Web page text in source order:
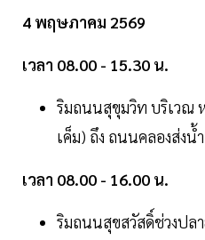
4 พฤษภาคม 2569
เวลา 08.00 - 15.30 น.
ริมถนนสุขุมวิท บริเวณ
เค็ม) ถึง ถนนคลองส่งน้
เวลา 08.00 - 16.00 น.
ริมถนนสุขสวัสดิ์ช่วงปล